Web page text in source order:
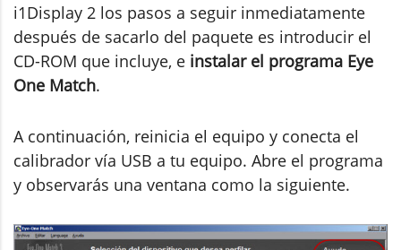
i1Display 2 los pasos a seguir inmediatamente
después de sacarlo del paquete es introducir el
CD-ROM que incluye, e instalar el programa Eye
One Match.
A continuación, reinicia el equipo y conecta el
calibrador vía USB a tu equipo. Abre el programa
y observarás una ventana como la siguiente.